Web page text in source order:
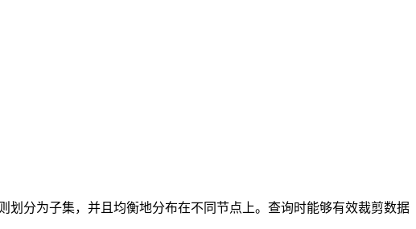
分为子集，并且均衡地分布在不同节点上。查询时能够有效裁剪数据